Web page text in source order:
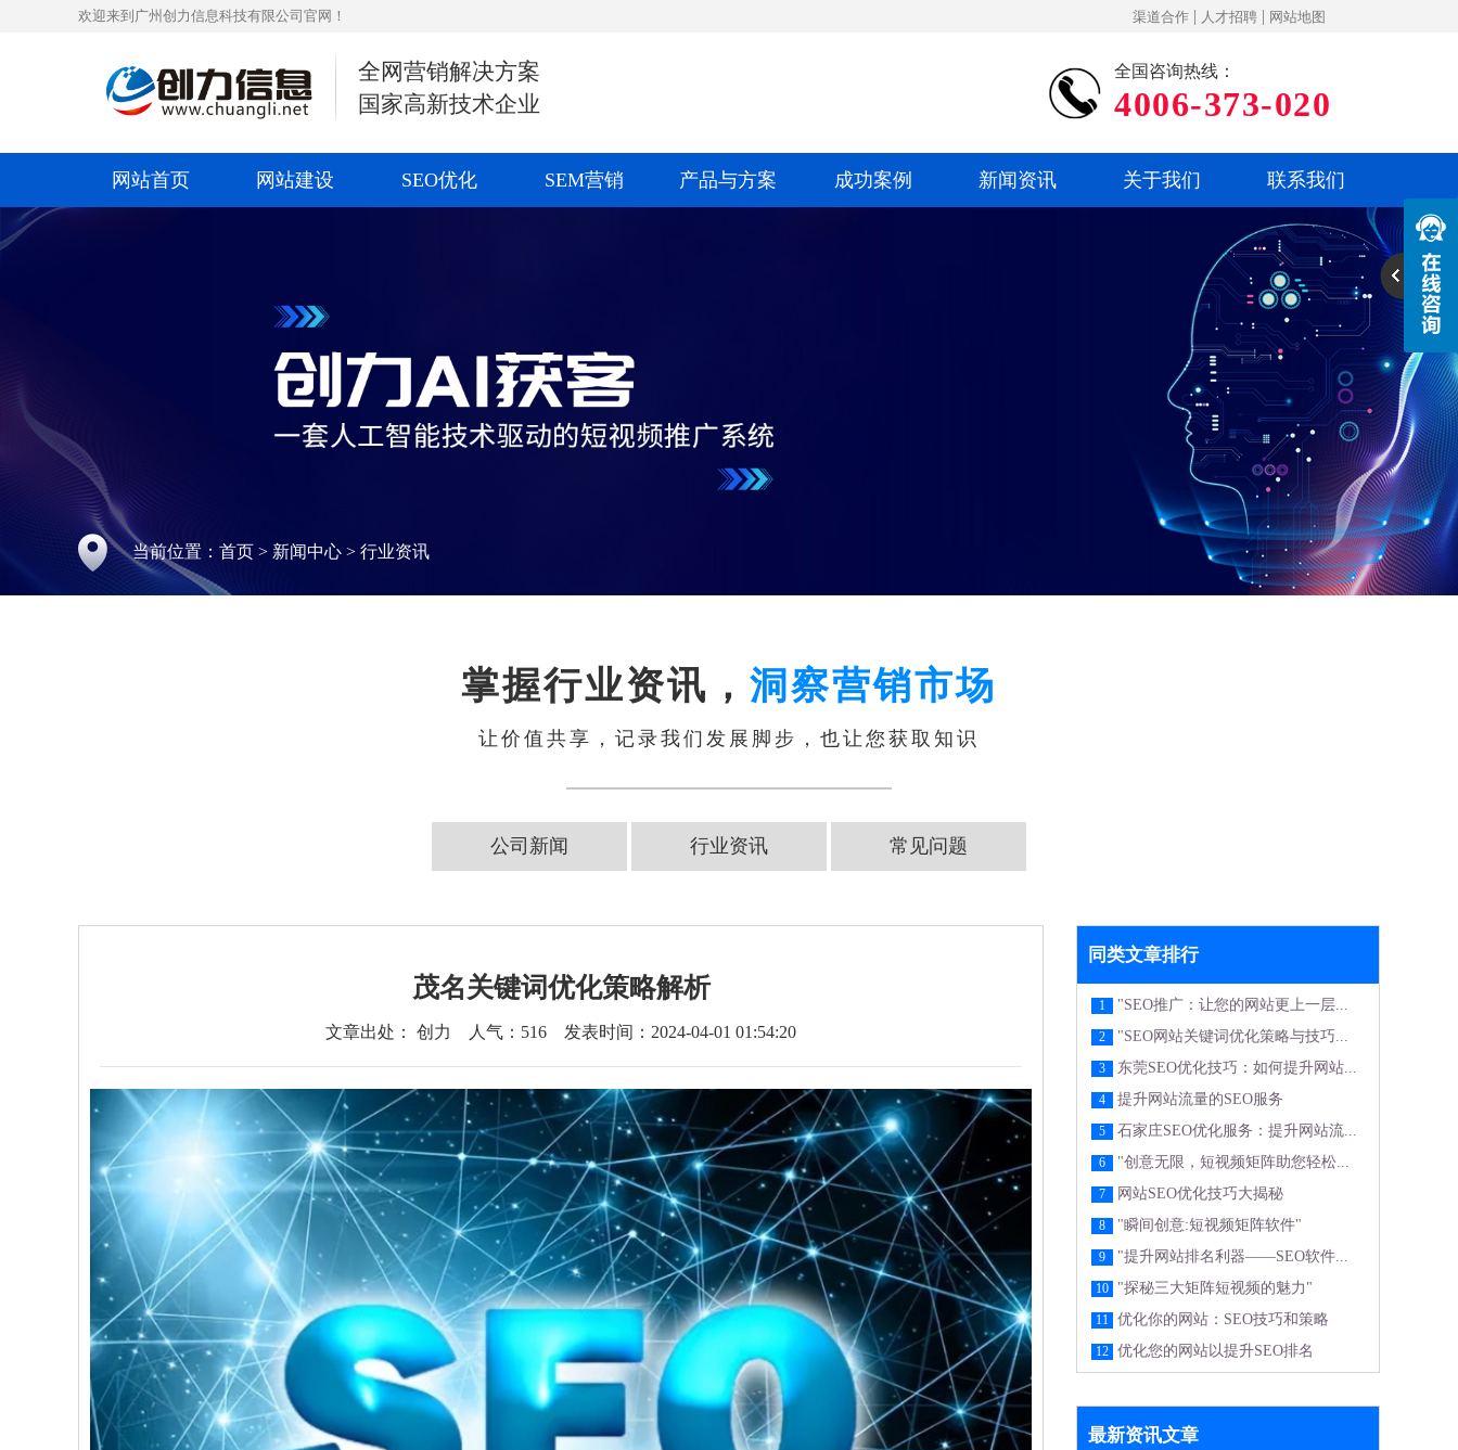
欢迎来到广州创力信息科技有限公司官网！ 渠道合作 | 人才招聘 | 网站地图
全网营销解决方案
国家高新技术企业
全国咨询热线：
4006-373-020
网站首页 网站建设 SEO优化 SEM营销 产品与方案 成功案例 新闻资讯 关于我们 联系我们
当前位置： 首页 > 新闻中心 > 行业资讯
掌握行业资讯， 洞察营销市场
让价值共享，记录我们发展脚步，也让您获取知识
公司新闻 行业资讯 常见问题
茂名关键词优化策略解析
文章出处： 创力 人气： 516 发表时间：2024-04-01 01:54:20
同类文章排行
1 "SEO推广：让您的网站更上一层...
2 "SEO网站关键词优化策略与技巧...
3 东莞SEO优化技巧：如何提升网站...
4 提升网站流量的SEO服务
5 石家庄SEO优化服务：提升网站流...
6 "创意无限，短视频矩阵助您轻松...
7 网站SEO优化技巧大揭秘
8 "瞬间创意:短视频矩阵软件"
9 "提升网站排名利器——SEO软件...
10 "探秘三大矩阵短视频的魅力"
11 优化你的网站：SEO技巧和策略
12 优化您的网站以提升SEO排名
最新资讯文章